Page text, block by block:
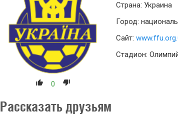
0
Страна: Украина
Город:
Сайт:
Стадион:
Рассказать друзьям